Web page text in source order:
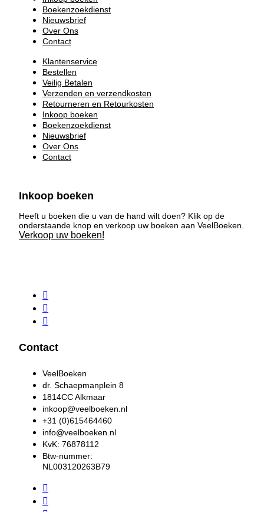
Boekenzoekdienst
Nieuwsbrief
Over Ons
Contact
Klantenservice
Bestellen
Veilig Betalen
Verzenden en verzendkosten
Retourneren en Retourkosten
Inkoop boeken
Boekenzoekdienst
Nieuwsbrief
Over Ons
Contact
Inkoop boeken
Heeft u boeken die u van de hand wilt doen? Klik op de
onderstaande knop en verkoop uw boeken aan VeelBoeken.
Verkoop uw boeken!
Contact
VeelBoeken
dr. Schaepmanplein 8
1814CC Alkmaar
inkoop@veelboeken.nl
+31 (0)615464460
info@veelboeken.nl
KvK: 76878112
Btw-nummer:
NL003120263B79